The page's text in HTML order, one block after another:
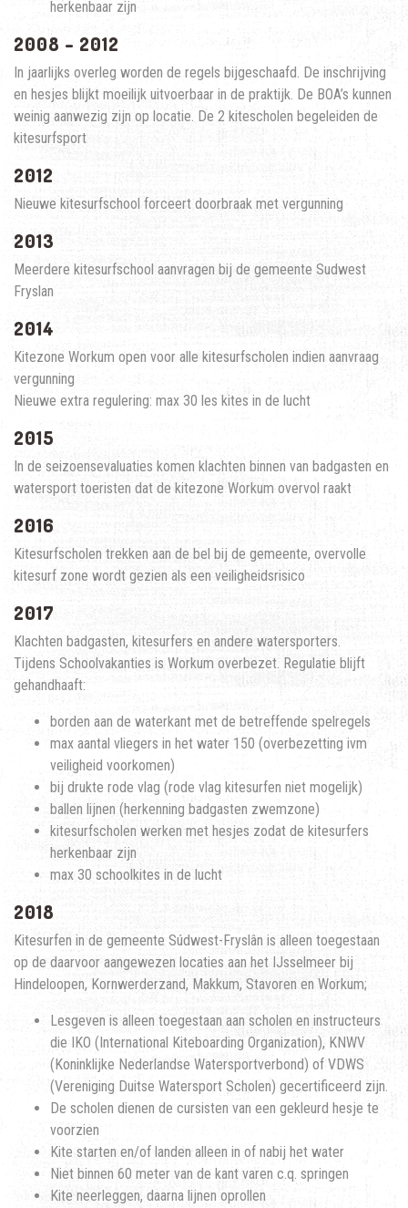
herkenbaar zijn
2008 – 2012
In jaarlijks overleg worden de regels bijgeschaafd. De inschrijving
en hesjes blijkt moeilijk uitvoerbaar in de praktijk. De BOA’s kunnen
weinig aanwezig zijn op locatie. De 2 kitescholen begeleiden de
kitesurfsport
2012
Nieuwe kitesurfschool forceert doorbraak met vergunning
2013
Meerdere kitesurfschool aanvragen bij de gemeente Sudwest
Fryslan
2014
Kitezone Workum open voor alle kitesurfscholen indien aanvraag
vergunning
Nieuwe extra regulering: max 30 les kites in de lucht
2015
In de seizoensevaluaties komen klachten binnen van badgasten en
watersport toeristen dat de kitezone Workum overvol raakt
2016
Kitesurfscholen trekken aan de bel bij de gemeente, overvolle
kitesurf zone wordt gezien als een veiligheidsrisico
2017
Klachten badgasten, kitesurfers en andere watersporters.
Tijdens Schoolvakanties is Workum overbezet. Regulatie blijft
gehandhaaft:
borden aan de waterkant met de betreffende spelregels
max aantal vliegers in het water 150 (overbezetting ivm
veiligheid voorkomen)
bij drukte rode vlag (rode vlag kitesurfen niet mogelijk)
ballen lijnen (herkenning badgasten zwemzone)
kitesurfscholen werken met hesjes zodat de kitesurfers
herkenbaar zijn
max 30 schoolkites in de lucht
2018
Kitesurfen in de gemeente Súdwest-Fryslân is alleen toegestaan
op de daarvoor aangewezen locaties aan het IJsselmeer bij
Hindeloopen, Kornwerderzand, Makkum, Stavoren en Workum;
Lesgeven is alleen toegestaan aan scholen en instructeurs
die IKO (International Kiteboarding Organization), KNWV
(Koninklijke Nederlandse Watersportverbond) of VDWS
(Vereniging Duitse Watersport Scholen) gecertificeerd zijn.
De scholen dienen de cursisten van een gekleurd hesje te
voorzien
Kite starten en/of landen alleen in of nabij het water
Niet binnen 60 meter van de kant varen c.q. springen
Kite neerleggen, daarna lijnen oprollen